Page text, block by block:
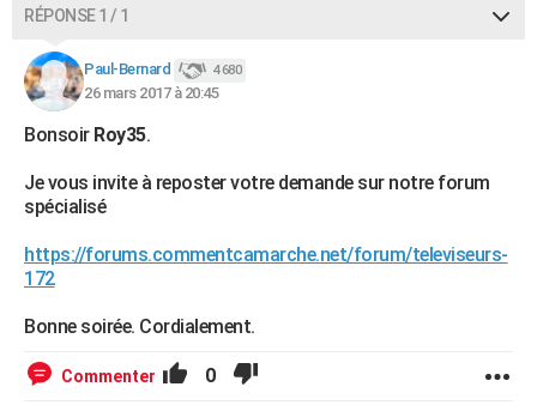
COPAINS D'AVANT
S'inscrire
Se connecter
Lycées
Collèges
Primaires
Universités
Entreprises
Service militaire
Avis de recherche
AVIS DE DÉCÈS
RÉPONSE 1 / 1
Paul-Bernard 4 680
26 mars 2017 à 20:45
Bonsoir Roy35.
Je vous invite à reposter votre demande sur notre forum
spécialisé
https://forums.commentcamarche.net/forum/televiseurs-
172
Bonne soirée. Cordialement.
Commenter 0